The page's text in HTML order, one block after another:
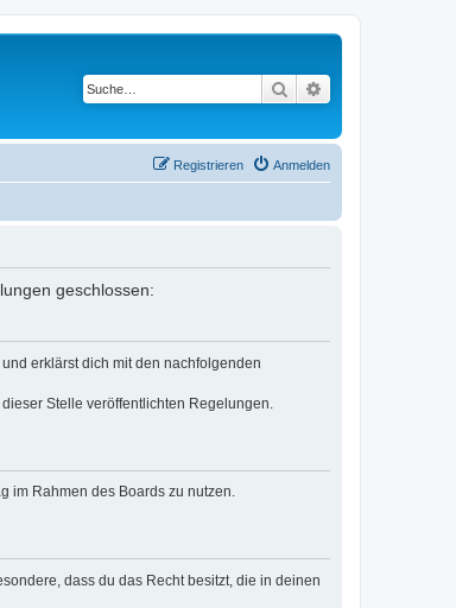
Suche
Anmelden
Registrieren
geschlossen:
erklärst dich mit den nachfolgenden
Stelle veröffentlichten Regelungen.
im Rahmen des Boards zu nutzen.
dass du das Recht besitzt, die in deinen